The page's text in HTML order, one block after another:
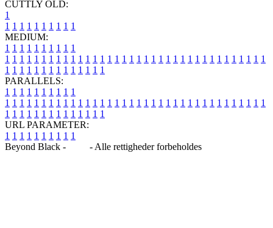
CUTTLY OLD:
1
1 1 1 1 1 1 1 1 1 1
MEDIUM:
1 1 1 1 1 1 1 1 1 1
1 1 1 1 1 1 1 1 1 1 1 1 1 1 1 1 1 1 1 1 1 1 1 1 1 1 1 1 1 1 1 1 1 1 1 1
1 1 1 1 1 1 1 1 1 1 1 1 1 1
PARALLELS:
1 1 1 1 1 1 1 1 1 1
1 1 1 1 1 1 1 1 1 1 1 1 1 1 1 1 1 1 1 1 1 1 1 1 1 1 1 1 1 1 1 1 1 1 1 1
1 1 1 1 1 1 1 1 1 1 1 1 1 1
URL PARAMETER:
1 1 1 1 1 1 1 1 1 1
Beyond Black -
- Alle rettigheder forbeholdes